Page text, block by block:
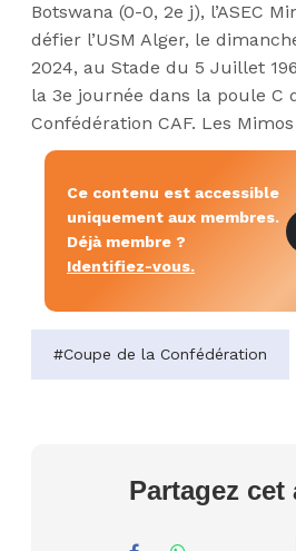
Botswana (0-0, 2e j), l’ASEC
défier l’USM Alger, le
2024, au Stade du 5 Juillet
la 3e journée dans la poule C
Confédération CAF. Les
Ce contenu est accessible
uniquement aux membres.
Déjà membre ?
Identifiez-vous.
#Coupe de la Confédération
Partagez cet